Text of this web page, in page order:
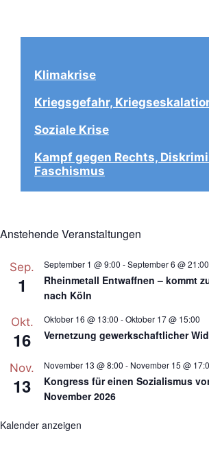
Klimakrise
Kriegsgefahr,
Soziale Krise
Kampf gegen Rechts,
Faschismus
Anstehende Veranstaltungen
Sep.
1
September 1 @ 9:00 -September 6 @ 21:00
Rheinmetall Entwaffnen – kommt
nach Köln
Okt.
16
Oktober 16 @ 13:00 -Oktober 17 @ 15:00
Vernetzung gewerkschaftlicher
Nov.
13
November 13 @ 8:00 - November 15 @
Kongress für einen Sozialismus
November 2026
Kalender anzeigen